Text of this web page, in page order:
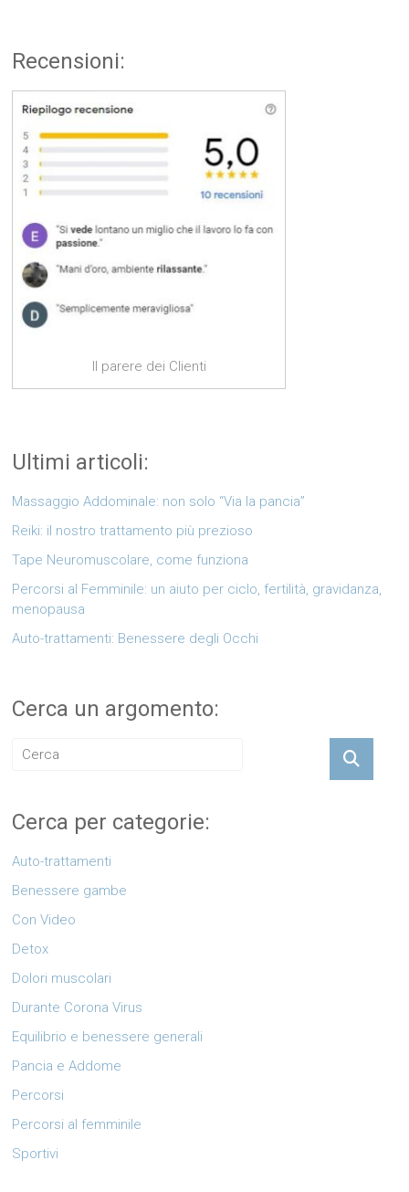
Recensioni:
Il parere dei Clienti
Ultimi articoli:
Massaggio Addominale: non solo “Via la pancia”
Reiki: il nostro trattamento più prezioso
Tape Neuromuscolare, come funziona
Percorsi al Femminile: un aiuto per ciclo, fertilità, gravidanza,
menopausa
Auto-trattamenti: Benessere degli Occhi
Cerca un argomento:
Cerca per categorie:
Auto-trattamenti
Benessere gambe
Con Video
Detox
Dolori muscolari
Durante Corona Virus
Equilibrio e benessere generali
Pancia e Addome
Percorsi
Percorsi al femminile
Sportivi